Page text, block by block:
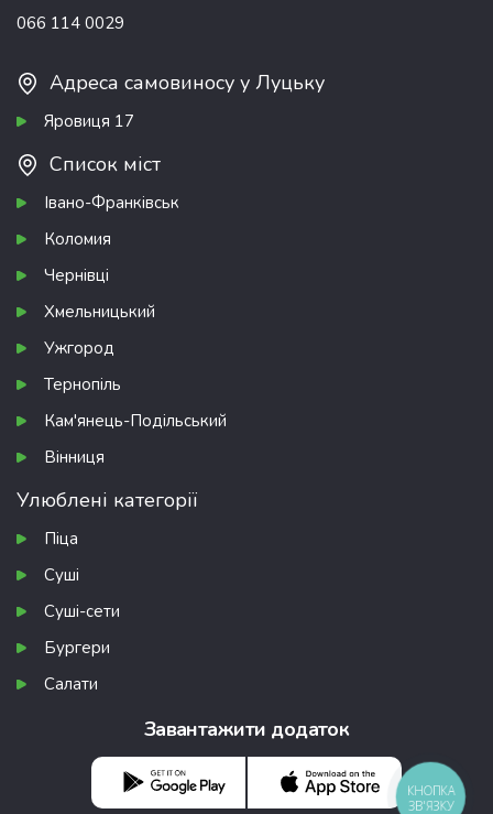
066 114 0029
Адреса самовиносу у Луцьку
Яровиця 17
Список міст
Івано-Франківськ
Коломия
Чернівці
Хмельницький
Ужгород
Тернопіль
Кам'янець-Подільський
Вінниця
Улюблені категорії
Піца
Суші
Суші-сети
Бургери
Салати
Завантажити додаток
КНОПКА
ЗВ'ЯЗКУ